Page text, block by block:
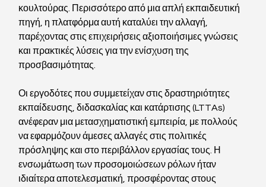
κουλτούρας. Περισσότερο από μια απλή εκπαιδευτική
πηγή, η πλατφόρμα αυτή καταλύει την αλλαγή,
παρέχοντας στις επιχειρήσεις αξιοποιήσιμες γνώσεις
και πρακτικές λύσεις για την ενίσχυση της
προσβασιμότητας.
Οι εργοδότες που συμμετείχαν στις δραστηριότητες
εκπαίδευσης, διδασκαλίας και κατάρτισης (LTTAs)
ανέφεραν μια μετασχηματιστική εμπειρία, με πολλούς
να εφαρμόζουν άμεσες αλλαγές στις πολιτικές
πρόσληψης και στο περιβάλλον εργασίας τους. Η
ενσωμάτωση των προσομοιώσεων ρόλων ήταν
ιδιαίτερα αποτελεσματική, προσφέροντας στους